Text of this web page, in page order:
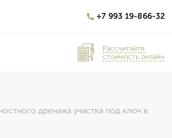
+7 993 19-866-32
Рассчитайте
стоимость онлайн
дренажа участка под ключ в